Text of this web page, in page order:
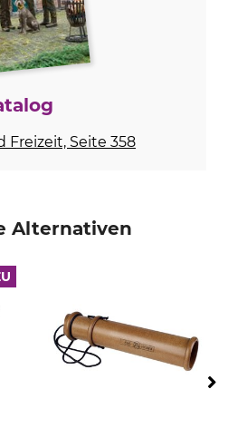
Modellbezeichnung
Fuchsmagnet
Freizeit, Seite 358
Alternativen